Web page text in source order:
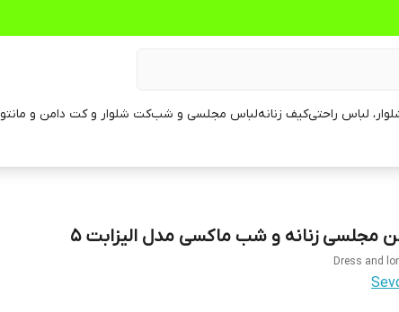
لباس راحتیکیف زنانهلباس مجلسی و شبکت شلوار و کت دامن و مانتو
مجلسی زنانه و شب ماکسی مدل الیزابت ۵
Dress and